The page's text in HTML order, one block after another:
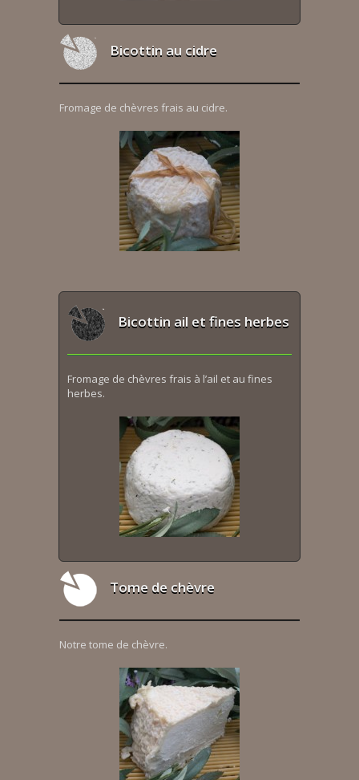
Bicottin au cidre
Fromage de chèvres frais au cidre.
Bicottin ail et fines herbes
Fromage de chèvres frais à l’ail et au fines
herbes.
Tome de chèvre
Notre tome de chèvre.